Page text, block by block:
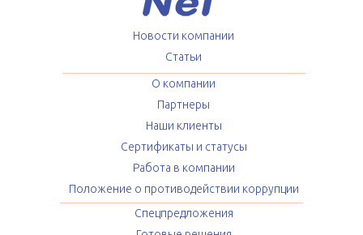
Новости компании
Статьи
О компании
Партнеры
Наши клиенты
Сертификаты и статусы
Работа в компании
Положение о противодействии коррупции
Спецпредложения